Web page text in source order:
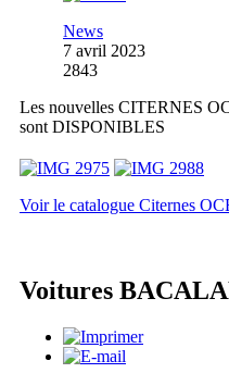
News
7 avril 2023
2843
Les nouvelles CITERNES
sont DISPONIBLES
Voir le catalogue Citernes
Voitures